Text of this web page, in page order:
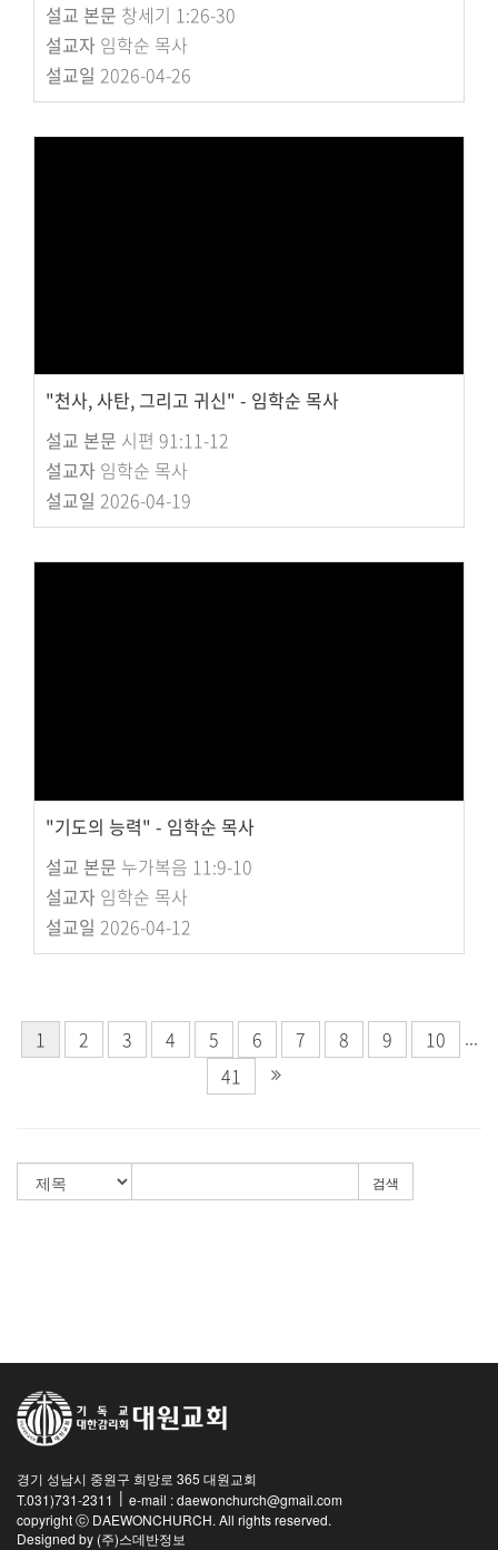
설교 본문 창세기 1:26-30
설교자 임학순 목사
설교일 2026-04-26
"천사, 사탄, 그리고 귀신" - 임학순 목사
설교 본문 시편 91:11-12
설교자 임학순 목사
설교일 2026-04-19
"기도의 능력" - 임학순 목사
설교 본문 누가복음 11:9-10
설교자 임학순 목사
설교일 2026-04-12
1 2 3 4 5 6 7 8 9 10
41
검색
경기 성남시 중원구 희망로 365 대원교회
T.031)731-2311 | e-mail : daewonchurch@gmail.com
copyright ⓒ DAEWONCHURCH. All rights reserved.
Designed by (주)스데반정보